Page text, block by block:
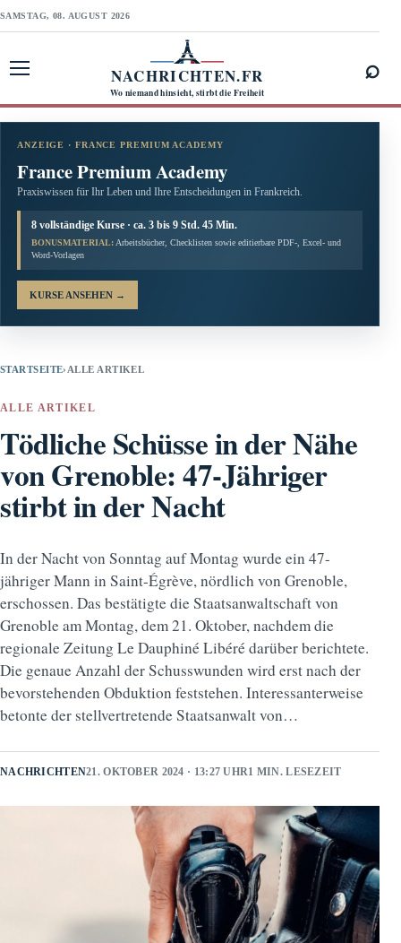
SAMSTAG, 08. AUGUST 2026
NACHRICHTEN.FR
Wo niemand hinsieht, stirbt die Freiheit
⌕
ANZEIGE · FRANCE PREMIUM ACADEMY
France Premium Academy
Praxiswissen für Ihr Leben und Ihre Entscheidungen in Frankreich.
8 vollständige Kurse · ca. 3 bis 9 Std. 45 Min.
BONUSMATERIAL: Arbeitsbücher, Checklisten sowie editierbare PDF-, Excel- und
Word-Vorlagen
KURSE ANSEHEN →
STARTSEITE› ALLE ARTIKEL
ALLE ARTIKEL
Tödliche Schüsse in der Nähe
von Grenoble: 47-Jähriger
stirbt in der Nacht
In der Nacht von Sonntag auf Montag wurde ein 47-
jähriger Mann in Saint-Égrève, nördlich von Grenoble,
erschossen. Das bestätigte die Staatsanwaltschaft von
Grenoble am Montag, dem 21. Oktober, nachdem die
regionale Zeitung Le Dauphiné Libéré darüber berichtete.
Die genaue Anzahl der Schusswunden wird erst nach der
bevorstehenden Obduktion feststehen. Interessanterweise
betonte der stellvertretende Staatsanwalt von…
NACHRICHTEN21. OKTOBER 2024 · 13:27 UHR1 MIN. LESEZEIT